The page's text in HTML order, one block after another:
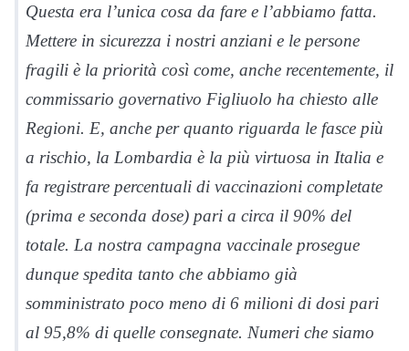
Questa era l’unica cosa da fare e l’abbiamo fatta.
Mettere in sicurezza i nostri anziani e le persone
fragili è la priorità così come, anche recentemente, il
commissario governativo Figliuolo ha chiesto alle
Regioni. E, anche per quanto riguarda le fasce più
a rischio, la Lombardia è la più virtuosa in Italia e
fa registrare percentuali di vaccinazioni completate
(prima e seconda dose) pari a circa il 90% del
totale. La nostra campagna vaccinale prosegue
dunque spedita tanto che abbiamo già
somministrato poco meno di 6 milioni di dosi pari
al 95,8% di quelle consegnate. Numeri che siamo